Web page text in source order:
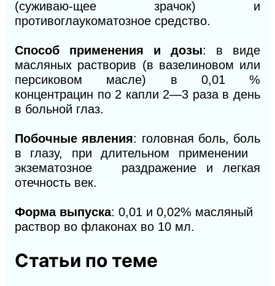
(суживаю-щее зрачок) и
противоглаукоматозное средство.
Способ применения и дозы: в виде
масляных растворив (в вазелиновом или
персиковом масле) в 0,01 %
концентрацин по 2 капли 2—3 раза в день
в больной глаз.
Побочные явления: головная боль, боль
в глазу, при длительном применении
экзематозное раздражение и легкая
отечность век.
Форма выпуска: 0,01 и 0,02% масляный
раствор во флаконах во 10 мл.
Статьи по теме